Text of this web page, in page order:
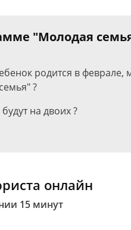
"Молодая
родится в
?
на двоих ?
онлайн
15 минут